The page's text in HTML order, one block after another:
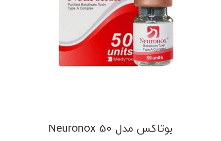
بوتاکس مدل Neuronox 50